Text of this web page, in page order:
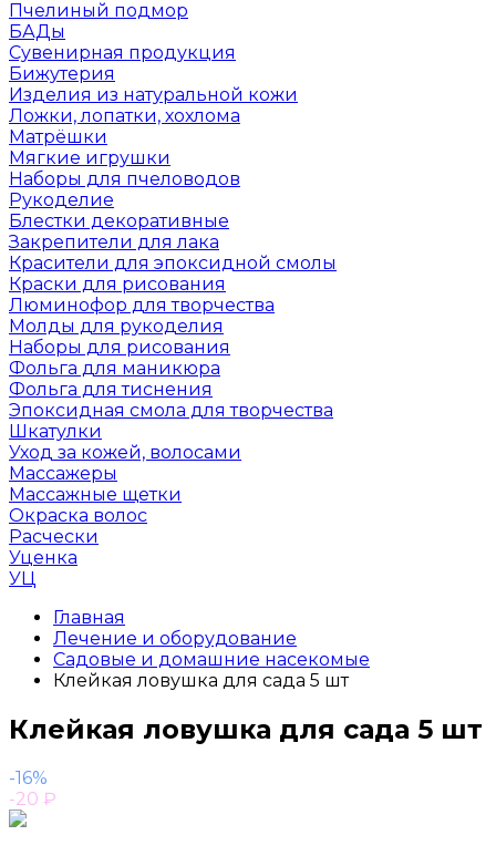
Пчелиный подмор
БАДы
Сувенирная продукция
Бижутерия
Изделия из натуральной кожи
Ложки, лопатки, хохлома
Матрёшки
Мягкие игрушки
Наборы для пчеловодов
Рукоделие
Блестки декоративные
Закрепители для лака
Красители для эпоксидной смолы
Краски для рисования
Люминофор для творчества
Молды для рукоделия
Наборы для рисования
Фольга для маникюра
Фольга для тиснения
Эпоксидная смола для творчества
Шкатулки
Уход за кожей, волосами
Массажеры
Массажные щетки
Окраска волос
Расчески
Уценка
УЦ
Главная
Лечение и оборудование
Садовые и домашние насекомые
Клейкая ловушка для сада 5 шт
Клейкая ловушка для сада 5 шт
-16%
-20 ₽